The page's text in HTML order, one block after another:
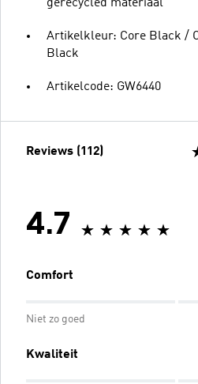
gerecycled materiaal
Artikelkleur: Core Black /
Black
Artikelcode: GW6440
Reviews (112)
4.7
Comfort
Niet zo goed
Kwaliteit